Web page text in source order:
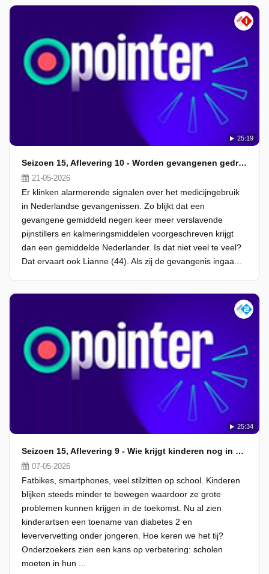
25:19
Seizoen 15, Aflevering 10 - Worden gevangenen gedrogeerd?
21-05-2026
Er klinken alarmerende signalen over het medicijngebruik
in Nederlandse gevangenissen. Zo blijkt dat een
gevangene gemiddeld negen keer meer verslavende
pijnstillers en kalmeringsmiddelen voorgeschreven krijgt
dan een gemiddelde Nederlander. Is dat niet veel te veel?
Dat ervaart ook Lianne (44). Als zij de gevangenis ingaa...
25:34
Seizoen 15, Aflevering 9 - Wie krijgt kinderen nog in beweging?
07-05-2026
Fatbikes, smartphones, veel stilzitten op school. Kinderen
blijken steeds minder te bewegen waardoor ze grote
problemen kunnen krijgen in de toekomst. Nu al zien
kinderartsen een toename van diabetes 2 en
leververvetting onder jongeren. Hoe keren we het tij?
Onderzoekers zien een kans op verbetering: scholen
moeten in hun ...